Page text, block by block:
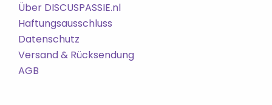
Über DISCUSPASSIE.nl
Haftungsausschluss
Datenschutz
Versand & Rücksendung
AGB